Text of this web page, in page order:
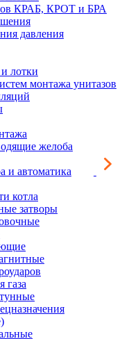
КРАБ, КРОТ и БРА
давления
лотки
монтажа унитазов
желоба
и автоматика
котла
затворы
газа